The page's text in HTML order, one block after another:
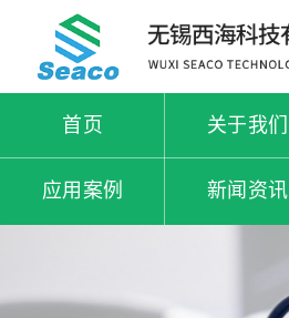
首页 关于我们
应用案例 新闻资讯